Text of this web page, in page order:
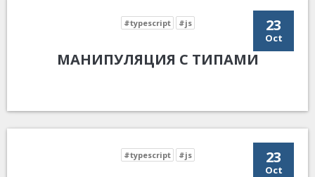
23
Oct
#typescript #js
МАНИПУЛЯЦИЯ С ТИПАМИ
23
Oct
#typescript #js